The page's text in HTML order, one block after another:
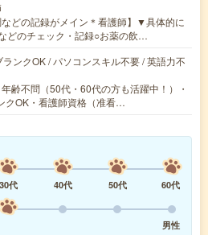
などの記録がメイン＊看護師】▼具体的に
どのチェック・記録○お薬の飲…
ンクOK / パソコンスキル不要 / 英語力不
齢不問（50代・60代の方も活躍中！）・
クOK・看護師資格（准看…
30代 40代 50代
60代
男性